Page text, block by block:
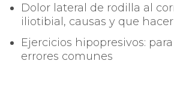
Dolor lateral de rodilla al
iliotibial, causas y que hacer
Ejercicios hipopresivos:
errores comunes